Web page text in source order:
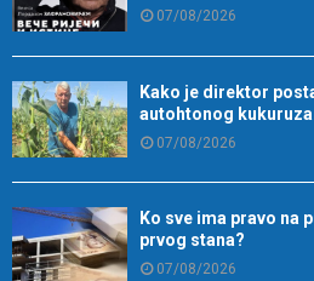
07/08/2026
Kako je direktor
autohtonog kukuruza
07/08/2026
Ko sve ima pravo na
prvog stana?
07/08/2026